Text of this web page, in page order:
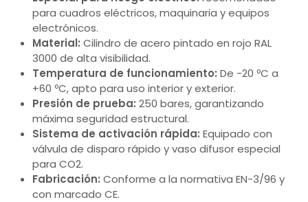
para cuadros eléctricos, maquinaria y equipos
electrónicos.
Material: Cilindro de acero pintado en rojo RAL
3000 de alta visibilidad.
Temperatura de funcionamiento: De -20 ºC a
+60 ºC, apto para uso interior y exterior.
Presión de prueba: 250 bares, garantizando
máxima seguridad estructural.
Sistema de activación rápida: Equipado con
válvula de disparo rápido y vaso difusor especial
para CO2.
Fabricación: Conforme a la normativa EN-3/96 y
con marcado CE.